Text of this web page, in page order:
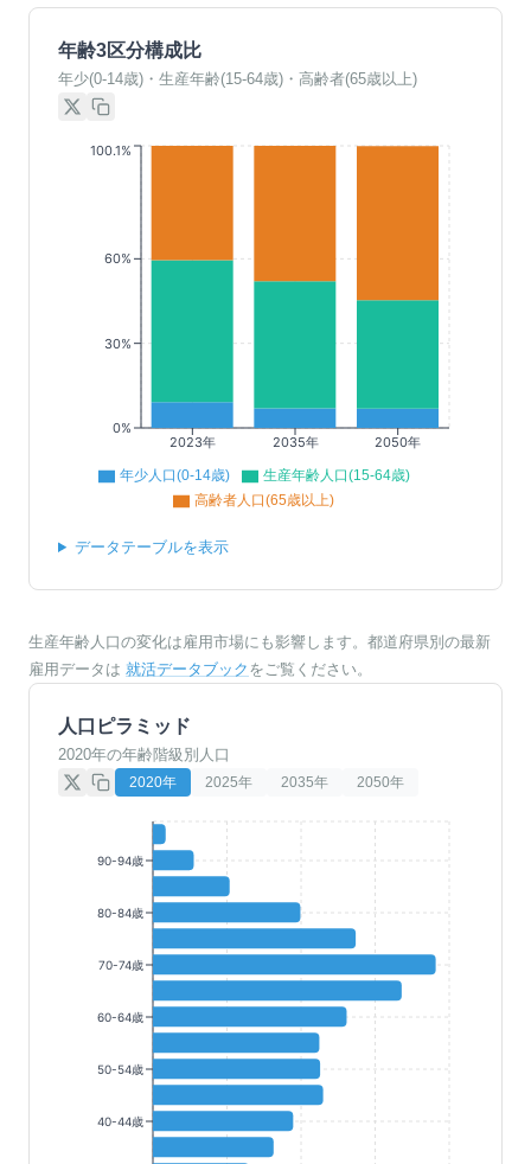
年齢3区分構成比
年少(0-14歳)・生産年齢(15-64歳)・高齢者(65歳以上)
2023年 2035年 2050年
0%
30%
60%
100.1%
年少人口(0-14歳)
生産年齢人口(15-64歳)
高齢者人口(65歳以上)
データテーブルを表示
生産年齢人口の変化は雇用市場にも影響します。都道府県別の最新
雇用データは 就活データブック をご覧ください。
人口ピラミッド
2020年の年齢階級別人口
2020年 2025年 2035年 2050年
90-94歳
80-84歳
70-74歳
60-64歳
50-54歳
40-44歳